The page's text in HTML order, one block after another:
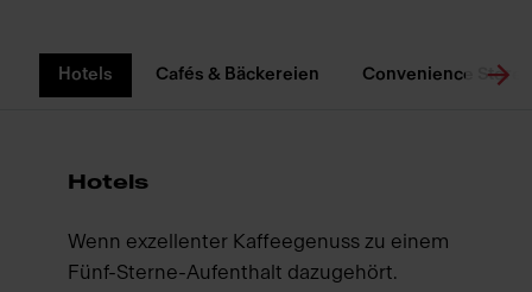
Hotels Cafés & Bäckereien Convenience
Hotels
Wenn exzellenter Kaffeegenuss zu einem
Fünf-Sterne-Aufenthalt dazugehört.